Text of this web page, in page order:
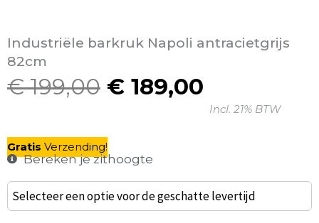
Industriële barkruk Napoli antracietgrijs
82cm
€199,00
Oorspronkelijke
was:
€ 199,00.
€ 189,00
Huidige
prijs
Incl. 21% BTW
Gratis Verzending!
Bereken je zithoogte
Selecteer een optie voor de geschatte levertijd
Barkruk
Louise